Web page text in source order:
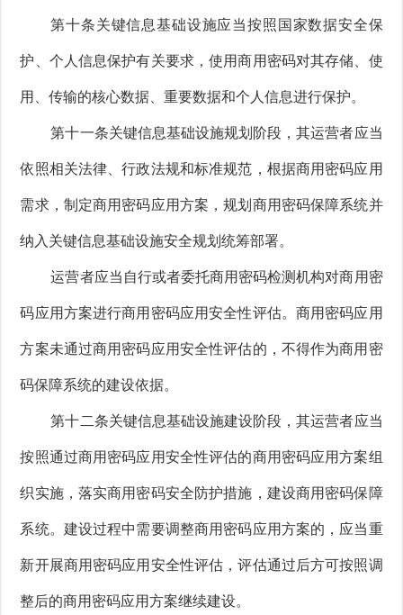
第十条关键信息基础设施应当按照国家数据安全保
护、个人信息保护有关要求，使用商用密码对其存储、使
用、传输的核心数据、重要数据和个人信息进行保护。
第十一条关键信息基础设施规划阶段，其运营者应当
依照相关法律、行政法规和标准规范，根据商用密码应用
需求，制定商用密码应用方案，规划商用密码保障系统并
纳入关键信息基础设施安全规划统筹部署。
运营者应当自行或者委托商用密码检测机构对商用密
码应用方案进行商用密码应用安全性评估。商用密码应用
方案未通过商用密码应用安全性评估的，不得作为商用密
码保障系统的建设依据。
第十二条关键信息基础设施建设阶段，其运营者应当
按照通过商用密码应用安全性评估的商用密码应用方案组
织实施，落实商用密码安全防护措施，建设商用密码保障
系统。建设过程中需要调整商用密码应用方案的，应当重
新开展商用密码应用安全性评估，评估通过后方可按照调
整后的商用密码应用方案继续建设。